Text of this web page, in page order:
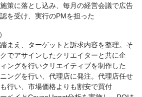
策に落とし込み、毎月の経営会議で広告
を受け、実行のPMを担った
まえ、ターゲットと訴求内容を整理。そ
でアサインしたクリエイターと共に企
ングを行いクリエイティブを制作した
ングを行い、代理店に発注。代理店任せ
行い、市場価格よりも割安で買付